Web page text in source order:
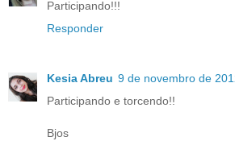
Participando!!!
Responder
Kesia Abreu 9 de novembro de
Participando e torcendo!!
Bjos